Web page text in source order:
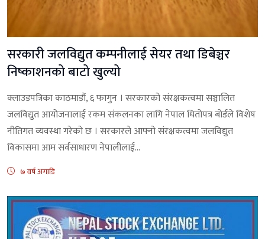
सरकारी जलविद्युत कम्पनीलाई सेयर तथा डिबेञ्चर
निष्काशनको बाटो खुल्यो
क्लाउडपत्रिका काठमाडौं, ६ फागुन । सरकारको संरक्षकत्वमा सञ्चालित
जलविद्युत आयोजनालाई रकम संकलनका लागि नेपाल धितोपत्र बोर्डले विशेष
नीतिगत व्यवस्था गरेको छ । सरकारले आफ्नो संरक्षकत्वमा जलविद्युत
विकासमा आम सर्वसाधारण नेपालीलाई...
७ वर्ष अगाडि